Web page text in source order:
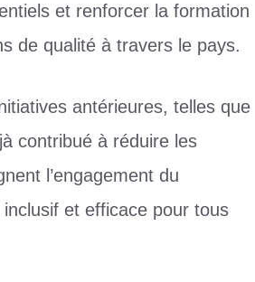
et renforcer la formation
de qualité à travers le pays.
antérieures, telles que
contribué à réduire les
l’engagement du
et efficace pour tous